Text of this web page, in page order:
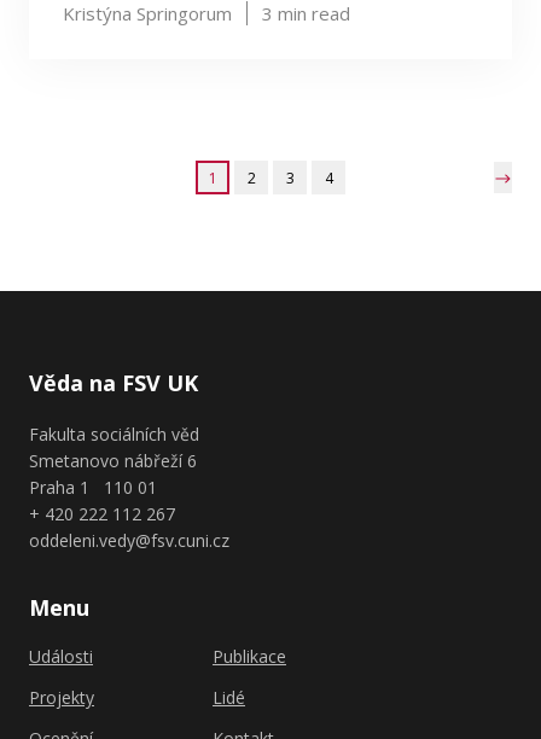
Kristýna Springorum 3 min read
1 2 3 4
Věda na FSV UK
Fakulta sociálních věd
Smetanovo nábřeží 6
Praha 1 110 01
+ 420 222 112 267
oddeleni.vedy@fsv.cuni.cz
Menu
Události
Projekty
Publikace
Lidé